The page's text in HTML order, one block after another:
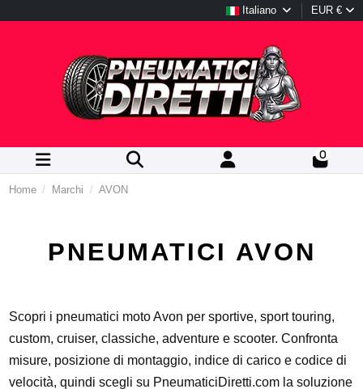
Italiano EUR €
0
Home Marchi AVON
PNEUMATICI AVON
Scopri i pneumatici moto Avon per sportive, sport touring,
custom, cruiser, classiche, adventure e scooter. Confronta
misure, posizione di montaggio, indice di carico e codice di
velocità, quindi scegli su PneumaticiDiretti.com la soluzione